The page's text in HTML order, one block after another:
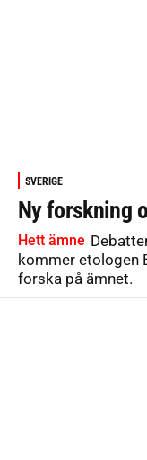
SVERIGE
Ny forskning
Hett ämne
kommer etologen
forska på ämnet.